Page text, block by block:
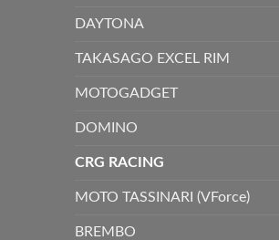
DAYTONA
TAKASAGO EXCEL RIM
MOTOGADGET
DOMINO
CRG RACING
MOTO TASSINARI (VForce)
BREMBO